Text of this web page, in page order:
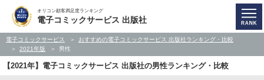
オリコン顧客満足度ランキング
電子コミックサービス 出版社
電子コミックサービス
おすすめの電子コミックサービス 出版社ランキング・比較
2021年版
男性
【2021年】電子コミックサービス 出版社の男性ランキング・比較